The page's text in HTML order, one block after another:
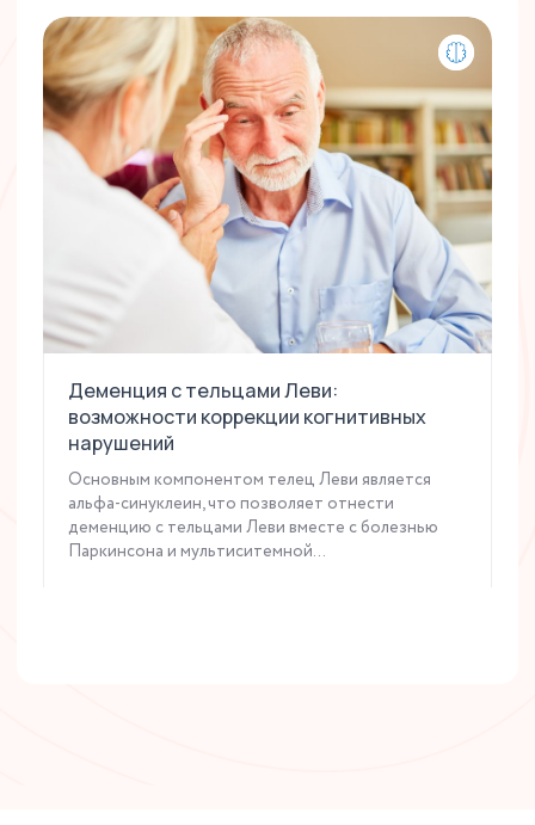
Деменция с тельцами Леви:
возможности коррекции когнитивных
нарушений
Основным компонентом телец Леви является
альфа-синуклеин, что позволяет отнести
деменцию с тельцами Леви вместе с болезнью
Паркинсона и мультиситемной...